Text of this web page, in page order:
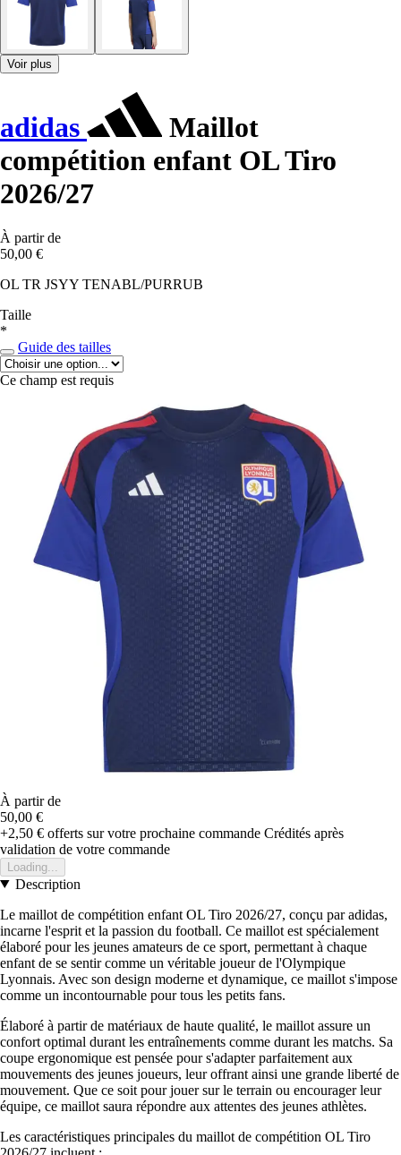
Voir plus
adidas
Maillot
compétition enfant OL Tiro
2026/27
À partir de
50,00 €
OL TR JSYY TENABL/PURRUB
Taille
*
Guide des tailles
Ce champ est requis
À partir de
50,00 €
+2,50 € offerts sur votre prochaine commande Crédités après
validation de votre commande
Loading...
Description
Le maillot de compétition enfant OL Tiro 2026/27, conçu par adidas,
incarne l'esprit et la passion du football. Ce maillot est spécialement
élaboré pour les jeunes amateurs de ce sport, permettant à chaque
enfant de se sentir comme un véritable joueur de l'Olympique
Lyonnais. Avec son design moderne et dynamique, ce maillot s'impose
comme un incontournable pour tous les petits fans.
Élaboré à partir de matériaux de haute qualité, le maillot assure un
confort optimal durant les entraînements comme durant les matchs. Sa
coupe ergonomique est pensée pour s'adapter parfaitement aux
mouvements des jeunes joueurs, leur offrant ainsi une grande liberté de
mouvement. Que ce soit pour jouer sur le terrain ou encourager leur
équipe, ce maillot saura répondre aux attentes des jeunes athlètes.
Les caractéristiques principales du maillot de compétition OL Tiro